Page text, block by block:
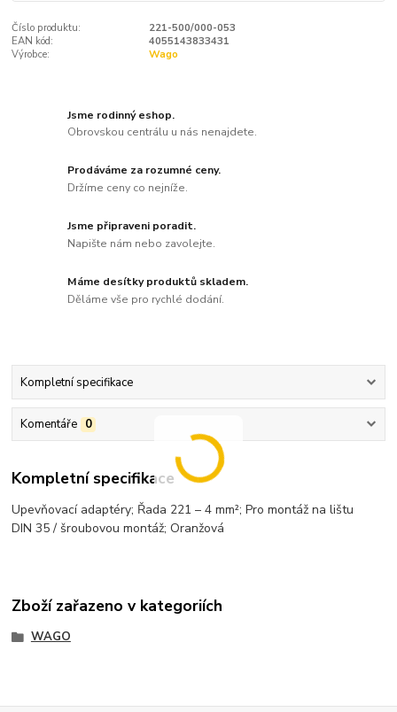
Číslo produktu:
221-500/000-053
EAN kód:
4055143833431
Výrobce:
Wago
Jsme rodinný eshop.
Obrovskou centrálu u nás nenajdete.
Prodáváme za rozumné ceny.
Držíme ceny co nejníže.
Jsme připraveni poradit.
Napište nám nebo zavolejte.
Máme desítky produktů skladem.
Děláme vše pro rychlé dodání.
Kompletní specifikace
Komentáře 0
Kompletní specifikace
Upevňovací adaptéry; Řada 221 – 4 mm²; Pro montáž na lištu
DIN 35 / šroubovou montáž; Oranžová
Zboží zařazeno v kategoriích
WAGO